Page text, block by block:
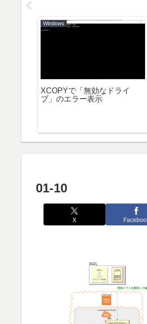
Windows
XCOPYで「無効なドライ
ブ」のエラー表示
01-10
X